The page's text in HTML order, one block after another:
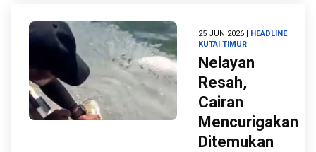
25 JUN 2026 | HEADLINE
KUTAI TIMUR
Nelayan
Resah,
Cairan
Mencurigakan
Ditemukan